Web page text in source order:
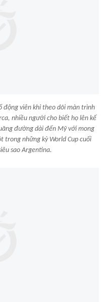
động viên khi theo dõi màn trình
nhiều người cho biết họ lên kế
đường dài đến Mỹ với mong
những kỳ World Cup cuối
sao Argentina.